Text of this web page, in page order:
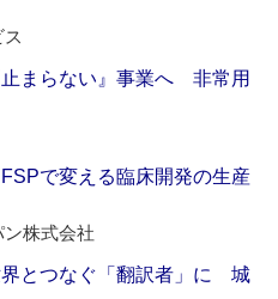
止まらない』事業へ 非常用
で変える臨床開発の生産
株式会社
界とつなぐ「翻訳者」に 城